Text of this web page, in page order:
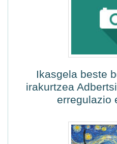
Ikasgela beste
irakurtzea
erregulazio